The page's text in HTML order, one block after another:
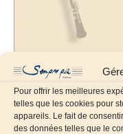
Pour offrir les meilleures
telles que les cookies pour
appareils. Le fait de
des données telles que le